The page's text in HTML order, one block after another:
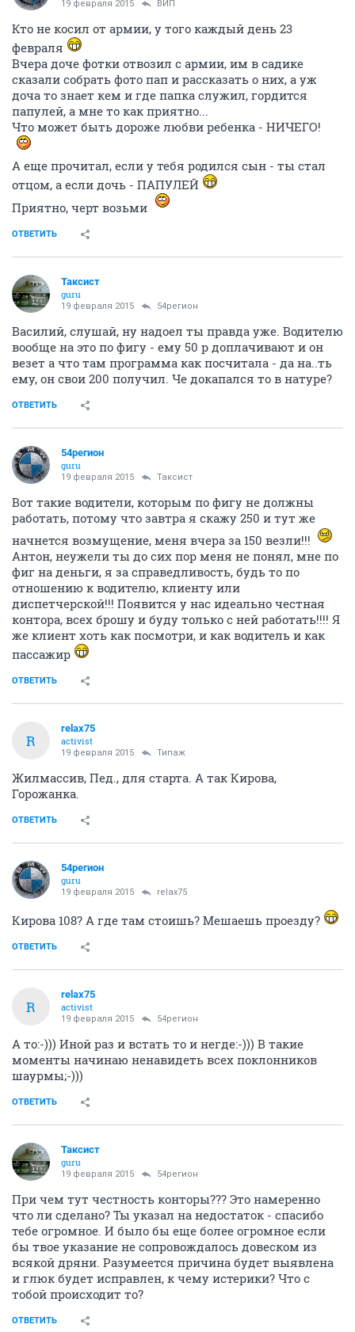
19 февраля 2015 ВИП
Кто не косил от армии, у того каждый день 23
февраля
Вчера доче фотки отвозил с армии, им в садике
сказали собрать фото пап и рассказать о них, а уж
доча то знает кем и где папка служил, гордится
папулей, а мне то как приятно...
Что может быть дороже любви ребенка - НИЧЕГО!
А еще прочитал, если у тебя родился сын - ты стал
отцом, а если дочь - ПАПУЛЕЙ
Приятно, черт возьми
ОТВЕТИТЬ
Таксист
guru
19 февраля 2015 54регион
Василий, слушай, ну надоел ты правда уже. Водителю
вообще на это по фигу - ему 50 р доплачивают и он
везет а что там программа как посчитала - да на..ть
ему, он свои 200 получил. Че докапался то в натуре?
ОТВЕТИТЬ
54регион
guru
19 февраля 2015 Таксист
Вот такие водители, которым по фигу не должны
работать, потому что завтра я скажу 250 и тут же
начнется возмущение, меня вчера за 150 везли!!!
Антон, неужели ты до сих пор меня не понял, мне по
фиг на деньги, я за справедливость, будь то по
отношению к водителю, клиенту или
диспетчерской!!! Появится у нас идеально честная
контора, всех брошу и буду только с ней работать!!!! Я
же клиент хоть как посмотри, и как водитель и как
пассажир
ОТВЕТИТЬ
R
relax75
activist
19 февраля 2015 Типаж
Жилмассив, Пед., для старта. А так Кирова,
Горожанка.
ОТВЕТИТЬ
54регион
guru
19 февраля 2015 relax75
Кирова 108? А где там стоишь? Мешаешь проезду?
ОТВЕТИТЬ
R
relax75
activist
19 февраля 2015 54регион
А то:-))) Иной раз и встать то и негде:-))) В такие
моменты начинаю ненавидеть всех поклонников
шаурмы;-)))
ОТВЕТИТЬ
Таксист
guru
19 февраля 2015 54регион
При чем тут честность конторы??? Это намеренно
что ли сделано? Ты указал на недостаток - спасибо
тебе огромное. И было бы еще более огромное если
бы твое указание не сопровождалось довеском из
всякой дряни. Разумеется причина будет выявлена
и глюк будет исправлен, к чему истерики? Что с
тобой происходит то?
ОТВЕТИТЬ